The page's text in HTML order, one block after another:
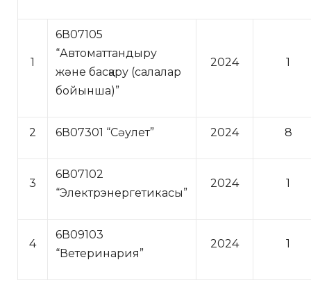
1
6В07105
“Автоматтандыру
және басқару (салалар
бойынша)”
2024 1
2 6В07301 “Сәулет” 2024 8
3
6В07102
“Электрэнергетикасы”
2024 1
4
6В09103
“Ветеринария”
2024 1